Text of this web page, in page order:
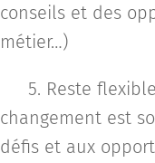
conseils et des
métier…)
❎ 5. Reste
changement est
défis et aux